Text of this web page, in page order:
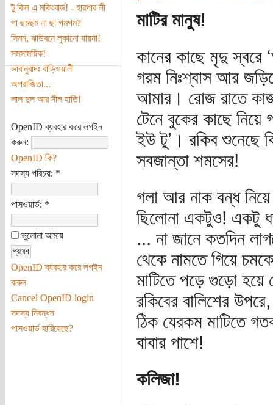
টু কিল এ মকিংবার্ড! - হারপার লী
গা ছমছম না ছা গমগম?
সিমন, ঝাউবনে লুকানো যায়না!
সমসাময়িক!
ভাবানুবাদঃ বাড়িওয়ালী
অপরাজিতা...
লাল দুল আর নীল হাতি!
OpenID ব্যবহার করে লগইন
করুন:
OpenID কি?
সদস্য পরিচয়: *
পাসওয়ার্ড: *
ভুলোনা আমায়
OpenID ব্যবহার করে লগইন
করুন
Cancel OpenID login
সদস্য নিবন্ধন
পাসওয়ার্ড হারিয়েছে?
মাটির মানুষ!
কানের কাছে মৃদু স্বরে
গরম নিঃশ্বাস আর
আমার। রোজ রাতে
টেনে বুকের কাছে
ইউ টু’। রকিব শুনেছে
সবজান্তা শমসের!
গলা আর নাক বন্ধ
ছিলোনা একটুও! একটু
... না জানে কতদিন
থেকে নামতে গিয়ে
মাটিতে পড়ে গুড়ো হয়ে
রকিবের বালিশের
ঠিক যেরকম মাটিতে
বাবার পাশে!
কলিজা!